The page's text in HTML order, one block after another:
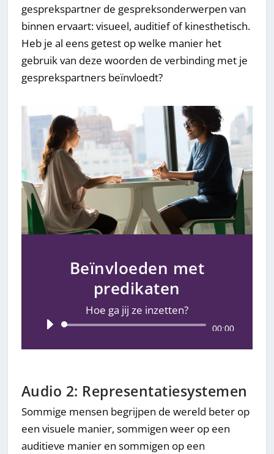
gesprekspartner de gespreksonderwerpen van
binnen ervaart: visueel, auditief of kinesthetisch.
Heb je al eens getest op welke manier het
gebruik van deze woorden de verbinding met je
gesprekspartners beïnvloedt?
Beïnvloeden met
predikaten
Hoe ga jij ze inzetten?
Audiospeler 00:00
Audio 2: Representatiesystemen
Sommige mensen begrijpen de wereld beter op
een visuele manier, sommigen weer op een
auditieve manier en sommigen op een